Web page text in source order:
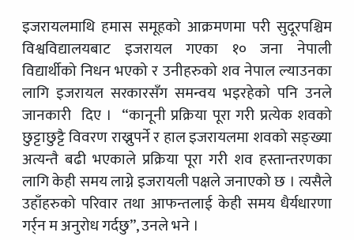
इजरायलमाथि हमास समूहको आक्रमणमा परी सुदूरपश्चिम
विश्वविद्यालयबाट इजरायल गएका १० जना नेपाली
विद्यार्थीको निधन भएको र उनीहरुको शव नेपाल ल्याउनका
लागि इजरायल सरकारसँग समन्वय भइरहेको पनि उनले
जानकारी दिए । “कानूनी प्रक्रिया पूरा गरी प्रत्येक शवको
छुट्टाछुट्टै विवरण राख्नुपर्ने र हाल इजरायलमा शवको सङ्ख्या
अत्यन्तै बढी भएकाले प्रक्रिया पूरा गरी शव हस्तान्तरणका
लागि केही समय लाग्ने इजरायली पक्षले जनाएको छ । त्यसैले
उहाँहरुको परिवार तथा आफन्तलाई केही समय धैर्यधारणा
गर्र्न म अनुरोध गर्दछु”, उनले भने ।